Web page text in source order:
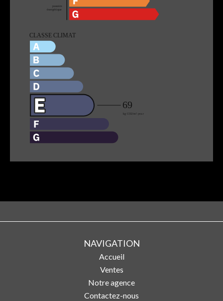
NAVIGATION
Accueil
Ventes
Notre agence
Contactez-nous